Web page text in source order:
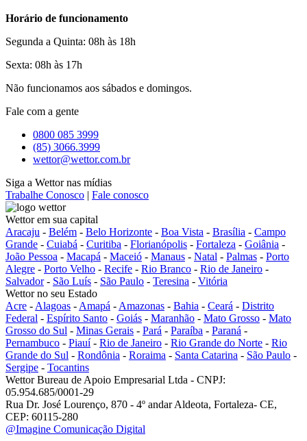
Horário de funcionamento
Segunda a Quinta: 08h às 18h
Sexta: 08h às 17h
Não funcionamos aos sábados e domingos.
Fale com a gente
0800 085 3999
(85) 3066.3999
wettor@wettor.com.br
Siga a Wettor nas mídias
Trabalhe Conosco | Fale conosco
Wettor em sua capital
Aracaju - Belém - Belo Horizonte - Boa Vista - Brasília - Campo
Grande - Cuiabá - Curitiba - Florianópolis - Fortaleza - Goiânia -
João Pessoa - Macapá - Maceió - Manaus - Natal - Palmas - Porto
Alegre - Porto Velho - Recife - Rio Branco - Rio de Janeiro -
Salvador- São Luís - São Paulo - Teresina - Vitória
Wettor no seu Estado
Acre - Alagoas - Amapá - Amazonas - Bahia - Ceará - Distrito
Federal - Espírito Santo - Goiás - Maranhão - Mato Grosso - Mato
Grosso do Sul - Minas Gerais - Pará - Paraíba - Paraná -
Pernambuco - Piauí- Rio de Janeiro - Rio Grande do Norte - Rio
Grande do Sul - Rondônia - Roraima - Santa Catarina - São Paulo -
Sergipe - Tocantins
Wettor Bureau de Apoio Empresarial Ltda - CNPJ:
05.954.685/0001-29
Rua Dr. José Lourenço, 870 - 4º andar Aldeota, Fortaleza- CE,
CEP: 60115-280
@Imagine Comunicação Digital